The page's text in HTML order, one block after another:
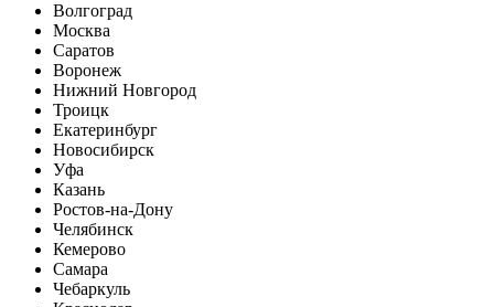
Волгоград
Москва
Саратов
Воронеж
Нижний Новгород
Троицк
Екатеринбург
Новосибирск
Уфа
Казань
Ростов-на-Дону
Челябинск
Кемерово
Самара
Чебаркуль